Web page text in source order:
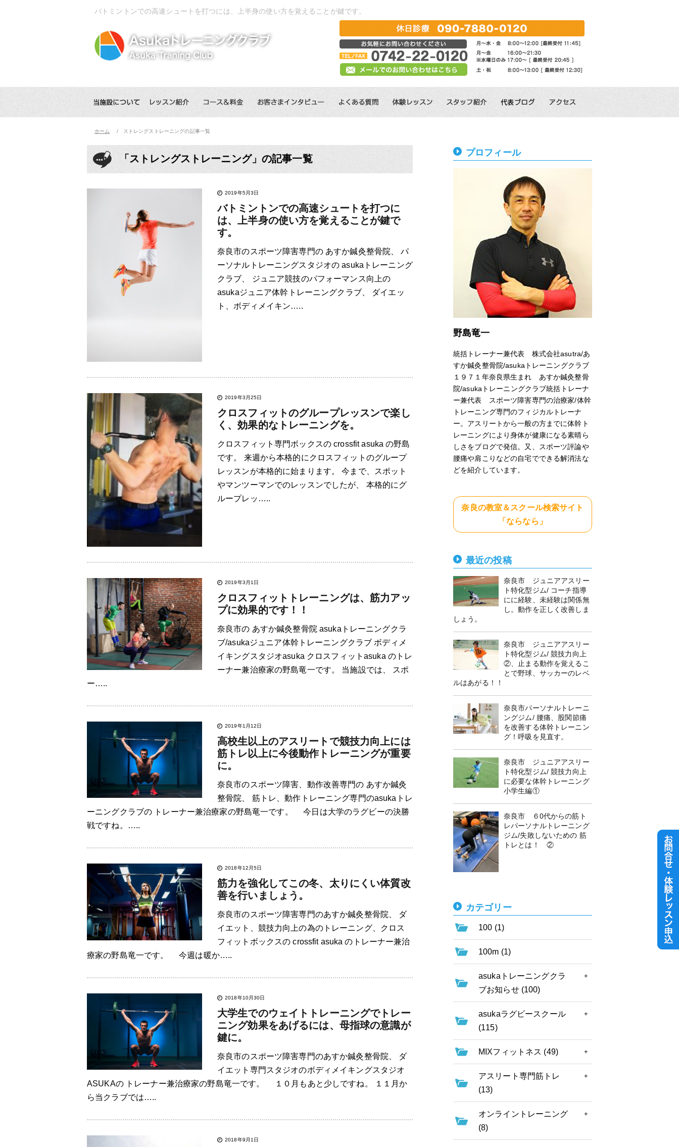
バトミントンでの高速シュートを打つには、上半身の使い方を覚えることが鍵です。
ホーム ストレングストレーニングの記事一覧
「ストレングストレーニング」の記事一覧
2019年5月3日
バトミントンでの高速シュートを打つに
は、上半身の使い方を覚えることが鍵で
す。
奈良市のスポーツ障害専門の あすか鍼灸整骨院、 パ
ーソナルトレーニングスタジオの asukaトレーニング
クラブ、 ジュニア競技のパフォーマンス向上の
asukaジュニア体幹トレーニングクラブ、 ダイエッ
ト、ボディメイキン…..
2019年3月25日
クロスフィットのグループレッスンで楽し
く、効果的なトレーニングを。
クロスフィット専門ボックスの crossfit asuka の野島
です。 来週から本格的にクロスフィットのグループ
レッスンが本格的に始まります。 今まで、スポット
やマンツーマンでのレッスンでしたが、 本格的にグ
ループレッ…..
2019年3月1日
クロスフィットトレーニングは、筋力アッ
プに効果的です！！
奈良市の あすか鍼灸整骨院 asukaトレーニングクラ
ブ/asukaジュニア体幹トレーニングクラブ ボディメ
イキングスタジオasuka クロスフィットasuka のトレ
ーナー兼治療家の野島竜一です。 当施設では、 スポ
ー…..
2019年1月12日
高校生以上のアスリートで競技力向上には
筋トレ以上に今後動作トレーニングが重要
に。
奈良市のスポーツ障害、動作改善専門の あすか鍼灸
整骨院、 筋トレ、動作トレーニング専門のasukaトレ
ーニングクラブの トレーナー兼治療家の野島竜一です。 今日は大学のラグビーの決勝
戦ですね。…..
2018年12月5日
筋力を強化してこの冬、太りにくい体質改
善を行いましょう。
奈良市のスポーツ障害専門のあすか鍼灸整骨院、 ダ
イエット、競技力向上の為のトレーニング、クロス
フィットボックスの crossfit asuka のトレーナー兼治
療家の野島竜一です。 今週は暖か…..
2018年10月30日
大学生でのウェイトトレーニングでトレー
ニング効果をあげるには、母指球の意識が
鍵に。
奈良市のスポーツ障害専門のあすか鍼灸整骨院、 ダ
イエット専門スタジオのボディメイキングスタジオ
ASUKAの トレーナー兼治療家の野島竜一です。 １０月もあと少しですね。 １１月か
ら当クラブでは…..
2018年9月1日
プロフィール
野島竜一
統括トレーナー兼代表 株式会社asutra/あ
すか鍼灸整骨院/asukaトレーニングクラブ
１９７１年奈良県生まれ あすか鍼灸整骨
院/asukaトレーニングクラブ統括トレーナ
ー兼代表 スポーツ障害専門の治療家/体幹
トレーニング専門のフィジカルトレーナ
ー。アスリートから一般の方までに体幹ト
レーニングにより身体が健康になる素晴ら
しさをブログで発信。又、スポーツ評論や
腰痛や肩こりなどの自宅でできる解消法な
どを紹介しています。
奈良の教室＆スクール検索サイト
「ならなら」
最近の投稿
奈良市 ジュニアアスリー
ト特化型ジム/ コーチ指導
にに経験、未経験は関係無
し。動作を正しく改善しま
しょう。
奈良市 ジュニアアスリー
ト特化型ジム/ 競技力向上
②、止まる動作を覚えるこ
とで野球、サッカーのレベ
ルはあがる！！
奈良市パーソナルトレーニ
ングジム/ 腰痛、股関節痛
を改善する体幹トレーニン
グ！呼吸を見直す。
奈良市 ジュニアアスリー
ト特化型ジム/ 競技力向上
に必要な体幹トレーニング
小学生編①
奈良市 ６0代からの筋ト
レパーソナルトレーニング
ジム/失敗しないための 筋
トレとは！ ②
カテゴリー
100 (1)
100m (1)
asukaトレーニングクラ
ブお知らせ (100)
asukaラグビースクール
(115)
MIXフィットネス (49)
アスリート専門筋トレ
(13)
オンライントレーニング
(8)